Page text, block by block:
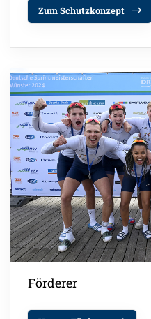
Zum Schutzkonzept
Förderer